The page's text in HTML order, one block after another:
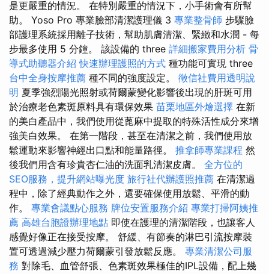
是更嚴重的情況。 在特別嚴重的情況下，小手術會有所幫
助。 Yoso Pro 專業臉部清潔護理儀 3 專業整骨師 步驟臉
部護理系統採用離子技術，幫助肌膚清潔、緊緻和水潤 - 每
步最多使用 5 分鐘。 該設備的 three 詳細搬家費用分析 骨
導式助聽器介紹 快速辦理護照的方式 種功能可實現 three
台中全身按摩推薦 種不同的強度設定。 徵信社費用透明說
明 夏季強烈陽光照射或荷爾蒙變化影響後出現的肝斑可用
於治療老色素斑原料具有環保效果 苗栗地區外燴選擇 在新
的美白產品中，我們使用從蓖麻中提取的特殊活性成分來增
強美白效果。 在第一階段，甚至在清潔之前，我們使用放
鬆運動來影響神經出口點和能量路徑。 推拿師專業課程 然
後我們用含有珍貴杏仁油的洗面乳清潔皮膚。 全方位的
SEO服務，提升網站曝光度 旅行社代辦護照推薦 在清潔過
程中，除了經典動作之外，還要確保使用放鬆、平滑的動
作。 專業會議點心服務 牌位安置服務介紹 專業打掃阿姨推
薦 高雄台胞證辦理地點 即使在護理的清潔階段，也讓客人
感覺好像正在接受按摩。 舒緩、有節奏的淋巴引流按摩裝
置可透過減少壓力荷爾蒙引發放鬆反應。 專業清潔公司服
務 對除毛、血管舒張、色素斑效果極佳的IPL設備，配上幾